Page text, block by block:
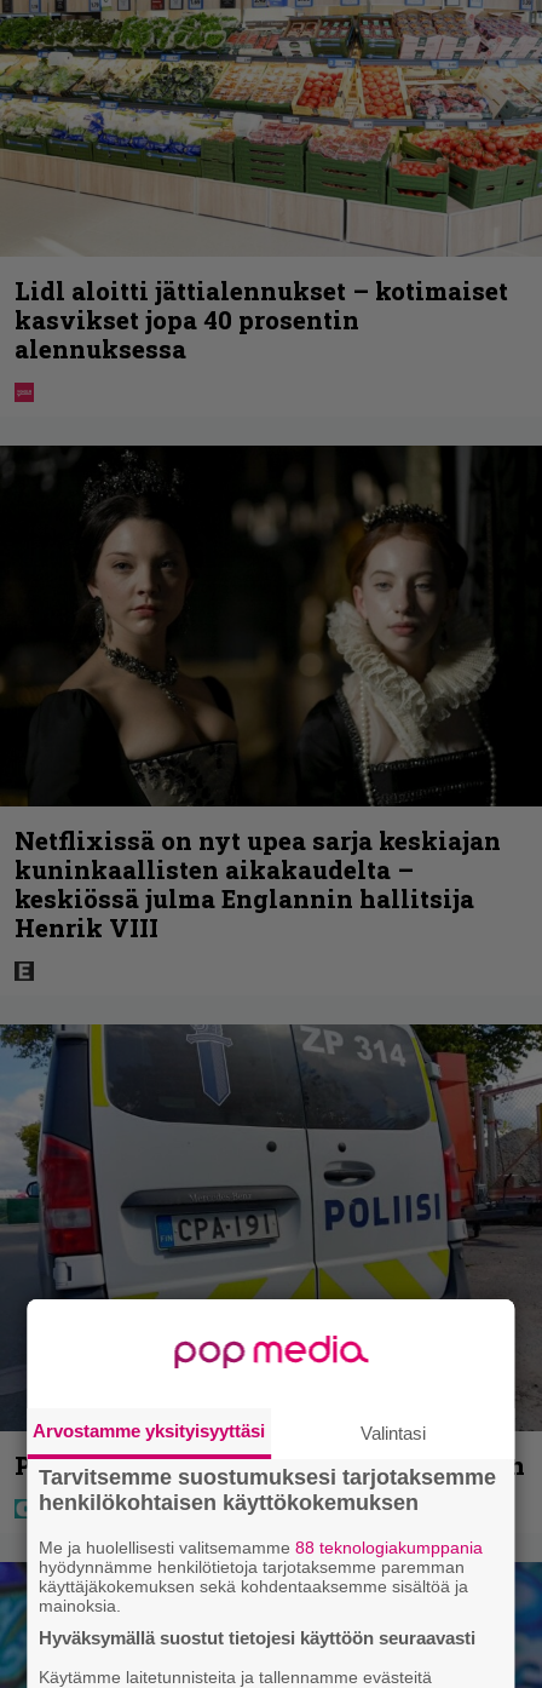
Lidl aloitti jättialennukset – kotimaiset
kasvikset jopa 40 prosentin
alennuksessa
Netflixissä on nyt upea sarja keskiajan
kuninkaallisten aikakaudelta –
keskiössä julma Englannin hallitsija
Henrik VIII
Poliisilla surullinen ilta Kuopiossa eilen
Arvostamme yksityisyyttäsi Valintasi
Tarvitsemme suostumuksesi tarjotaksemme
henkilökohtaisen käyttökokemuksen
Me ja huolellisesti valitsemamme88 teknologiakumppania
hyödynnämme henkilötietoja tarjotaksemme paremman
käyttäjäkokemuksen sekä kohdentaaksemme sisältöä ja
mainoksia.
Hyväksymällä suostut tietojesi käyttöön seuraavasti
Käytämme laitetunnisteita ja tallennamme evästeitä